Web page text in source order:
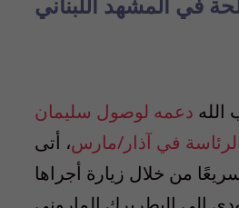
دعمه لوصول سليمان
في آذار/مارس، أتى
من خلال زيارة أجراها